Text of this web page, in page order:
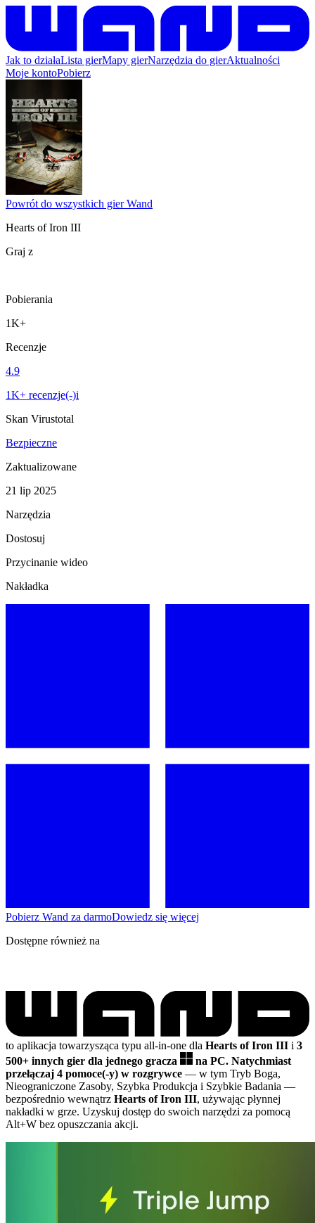
Jak to działaLista gierMapy gierNarzędzia do gierAktualności
Moje kontoPobierz
Powrót do wszystkich gier Wand
Hearts of Iron III
Graj z
Pobierania
1K+
Recenzje
4.9
1K+ recenzje(-)i
Skan Virustotal
Bezpieczne
Zaktualizowane
21 lip 2025
Narzędzia
Dostosuj
Przycinanie wideo
Nakładka
Pobierz Wand za darmoDowiedz się więcej
Dostępne również na
to aplikacja towarzysząca typu all-in-one dla Hearts of Iron III i 3
500+ innych gier dla jednego gracza
na PC. Natychmiast
przełączaj 4 pomoce(-y) w rozgrywce — w tym Tryb Boga,
Nieograniczone Zasoby, Szybka Produkcja i Szybkie Badania —
bezpośrednio wewnątrz Hearts of Iron III, używając płynnej
nakładki w grze. Uzyskuj dostęp do swoich narzędzi za pomocą
Alt+W bez opuszczania akcji.